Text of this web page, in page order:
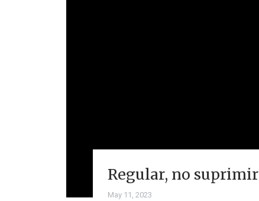
Regular, no suprimir
May 11, 2023